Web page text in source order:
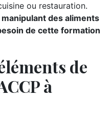
ou restauration.
des aliments
de cette formation
de
à